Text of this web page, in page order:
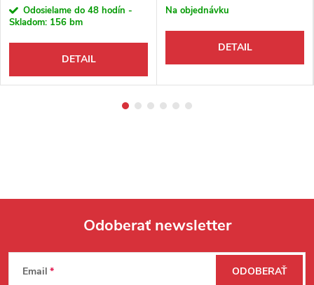
Odosielame do 48 hodín -
Skladom: 156 bm
DETAIL
Na objednávku
DETAIL
Zápätie
Odoberať newsletter
Email ODOBERAŤ